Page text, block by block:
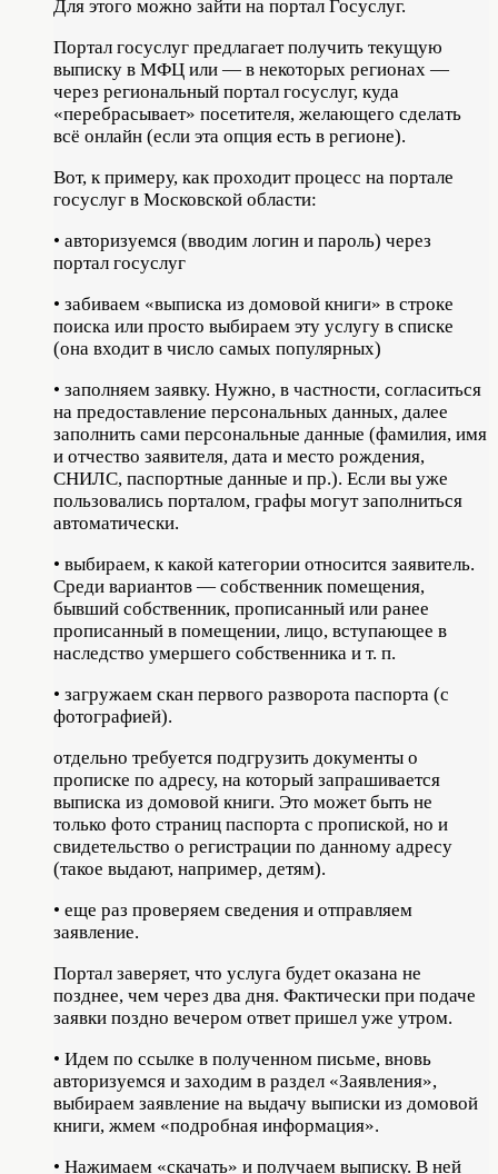
Для этого можно зайти на портал Госуслуг.
Портал госуслуг предлагает получить текущую
выписку в МФЦ или — в некоторых регионах —
через региональный портал госуслуг, куда
«перебрасывает» посетителя, желающего сделать
всё онлайн (если эта опция есть в регионе).
Вот, к примеру, как проходит процесс на портале
госуслуг в Московской области:
• авторизуемся (вводим логин и пароль) через
портал госуслуг
• забиваем «выписка из домовой книги» в строке
поиска или просто выбираем эту услугу в списке
(она входит в число самых популярных)
• заполняем заявку. Нужно, в частности, согласиться
на предоставление персональных данных, далее
заполнить сами персональные данные (фамилия, имя
и отчество заявителя, дата и место рождения,
СНИЛС, паспортные данные и пр.). Если вы уже
пользовались порталом, графы могут заполниться
автоматически.
• выбираем, к какой категории относится заявитель.
Среди вариантов — собственник помещения,
бывший собственник, прописанный или ранее
прописанный в помещении, лицо, вступающее в
наследство умершего собственника и т. п.
• загружаем скан первого разворота паспорта (с
фотографией).
отдельно требуется подгрузить документы о
прописке по адресу, на который запрашивается
выписка из домовой книги. Это может быть не
только фото страниц паспорта с пропиской, но и
свидетельство о регистрации по данному адресу
(такое выдают, например, детям).
• еще раз проверяем сведения и отправляем
заявление.
Портал заверяет, что услуга будет оказана не
позднее, чем через два дня. Фактически при подаче
заявки поздно вечером ответ пришел уже утром.
• Идем по ссылке в полученном письме, вновь
авторизуемся и заходим в раздел «Заявления»,
выбираем заявление на выдачу выписки из домовой
книги, жмем «подробная информация».
• Нажимаем «скачать» и получаем выписку. В ней